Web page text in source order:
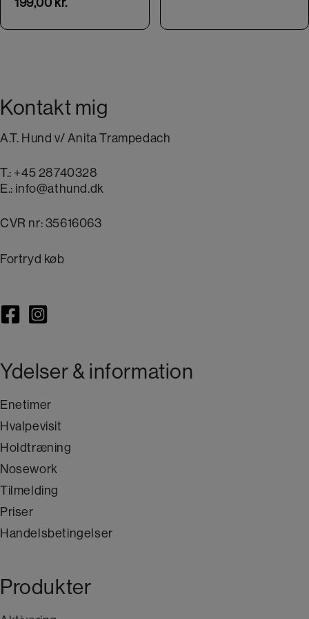
Kontakt mig
A.T. Hund v/ Anita Trampedach
T.: +45 28740328
E.: info@athund.dk
CVR nr: 35616063
Fortryd køb
Ydelser & information
Enetimer
Hvalpevisit
Holdtræning
Nosework
Tilmelding
Priser
Handelsbetingelser
Produkter